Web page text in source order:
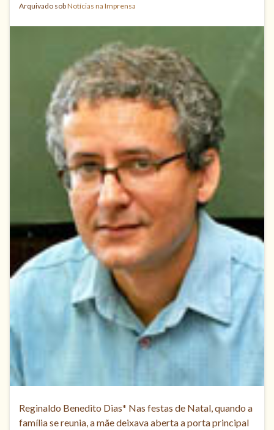
Arquivado sobNotícias na Imprensa
Reginaldo Benedito Dias* Nas festas de Natal, quando a
família se reunia, a mãe deixava aberta a porta principal